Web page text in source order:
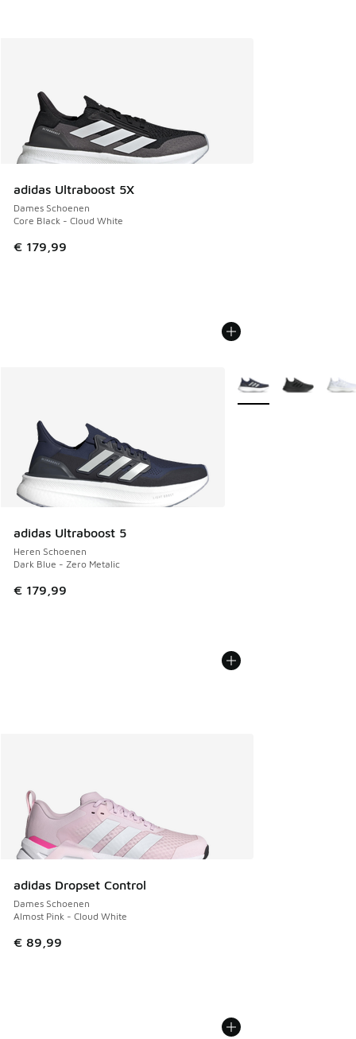
adidas Ultraboost 5X
Dames Schoenen
Core Black - Cloud White
€ 179,99
adidas Ultraboost 5
Heren Schoenen
Dark Blue - Zero Metalic
€ 179,99
Meer kleuren
adidas Dropset Control
Dames Schoenen
Almost Pink - Cloud White
€ 89,99